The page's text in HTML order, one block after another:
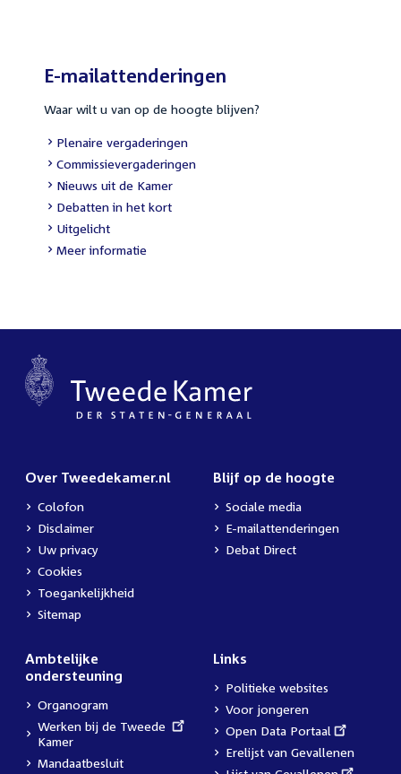
E-mailattenderingen
Waar wilt u van op de hoogte blijven?
External
link:
Plenaire vergaderingen
External
link:
Commissievergaderingen
External
link:
Nieuws uit de Kamer
External
link:
Debatten in het kort
External
link:
Uitgelicht
Meer informatie
Over Tweedekamer.nl
Colofon
Disclaimer
Uw privacy
Cookies
Toegankelijkheid
Sitemap
Blijf op de hoogte
Sociale media
E-mailattenderingen
Debat Direct
Ambtelijke
ondersteuning
Organogram
External
link:
Werken bij de Tweede
Kamer
Mandaatbesluit
Links
Politieke websites
Voor jongeren
External
link:
Open Data Portaal
Erelijst van Gevallenen